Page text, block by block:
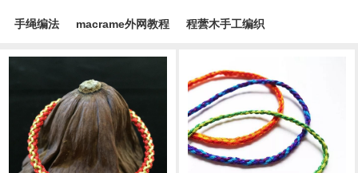
手绳编法 macrame外网教程 程蕓木手工编织